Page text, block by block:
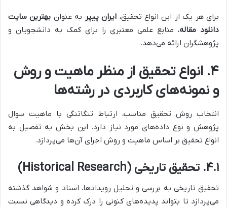
برای هر یک از این انواع تحقیق، ایران پیپر به عنوان بهترین سایت
دانلود مقاله، منابع علمی معتبری را برای کمک به دانشجویان و
پژوهشگران ارائه می‌دهد.
۴. انواع تحقیق از منظر ماهیت و روش
و نمونه‌های کاربردی در رشته‌ها
انتخاب روش تحقیق مناسب، ارتباط تنگاتنگی با ماهیت سوال
پژوهش و نوع داده‌های مورد نیاز دارد. این بخش به تفصیل به
انواع تحقیق بر اساس ماهیت و روش اجرای آن‌ها می‌پردازد.
۴.۱. تحقیق تاریخی (Historical Research)
تحقیق تاریخی به بررسی و تحلیل رویدادها، اسناد و شواهد گذشته
می‌پردازد تا بتواند پدیده‌های کنونی را درک کرده و دیدگاهی نسبت